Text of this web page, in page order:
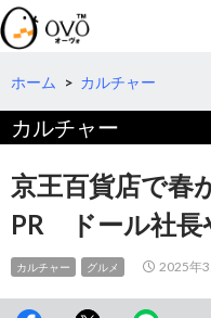
検
索
コ
テ
ツ
へ
移
動
ホーム > カルチャー
カルチャー
京王百貨店で春
PR ドール社長
カルチャー グルメ 2025年